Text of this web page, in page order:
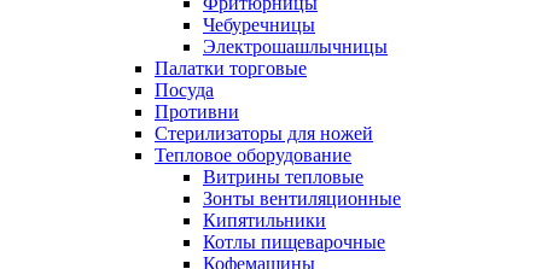
Чебуречницы
Электрошашлычницы
Палатки торговые
Посуда
Противни
Стерилизаторы для ножей
Тепловое оборудование
Витрины тепловые
Зонты вентиляционные
Кипятильники
Котлы пищеварочные
Кофемашины